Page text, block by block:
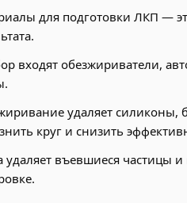
для подготовки ЛКП —
входят обезжириватели,
удаляет силиконы,
круг и снизить
удаляет въевшиеся частицы и